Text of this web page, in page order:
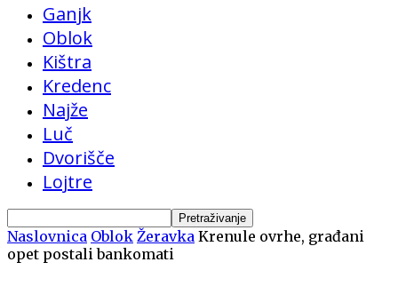
Ganjk
Oblok
Kištra
Kredenc
Najže
Luč
Dvorišče
Lojtre
Naslovnica Oblok Žeravka Krenule ovrhe, građani
opet postali bankomati